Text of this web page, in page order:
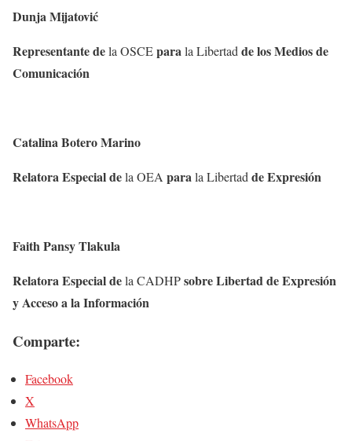
Dunja Mijatović
Representante dela OSCEparala Libertad de los Medios de
Comunicación
Catalina Botero Marino
Relatora Especial dela OEA parala Libertad de Expresión
Faith Pansy Tlakula
Relatora Especial dela CADHPsobre Libertad de Expresión
y Acceso a la Información
Comparte:
Facebook
X
WhatsApp